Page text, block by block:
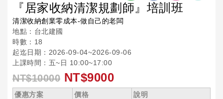
『居家收納清潔規劃師』培訓班
清潔收納創業零成本-做自己的老闆
地點：台北建國
時數：18
起迄日期：2026-09-04~2026-09-06
上課時間：五~日 10:00~17:00
NT$10000 NT$9000
優惠方案 價格
說明